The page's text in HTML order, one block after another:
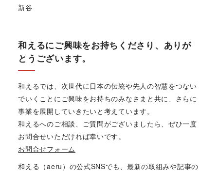
新谷
和えるにご興味をお持ちくださり、ありが
とうございます。
和えるでは、次世代に日本の伝統や先人の智慧をつない
でいくことにご興味をお持ちのみなさまと共に、さらに
事業を展開していきたいと考えています。
和えるへのご相談、ご質問がございましたら、ぜひ一度
お問合せいただければ幸いです。
お問合せフォーム
和える（aeru）の公式SNSでも、最新の取組みや記事の